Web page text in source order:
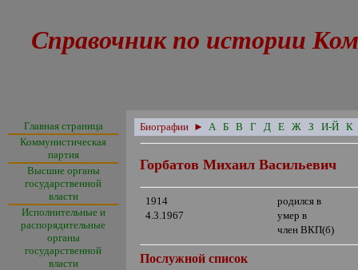
Справочник по истории
Главная страница
Коммунистическая
партия
Высшие органы
государственной
власти
Исполнительные и
распорядительные
органы
государственной
власти
Биографии ► А Б В Г Д Е Ж З И-Й К
Горбатов Михаил Васильевич
1914
родился в
4.3.1967
умер в
член ВКП(б)
Послужной список